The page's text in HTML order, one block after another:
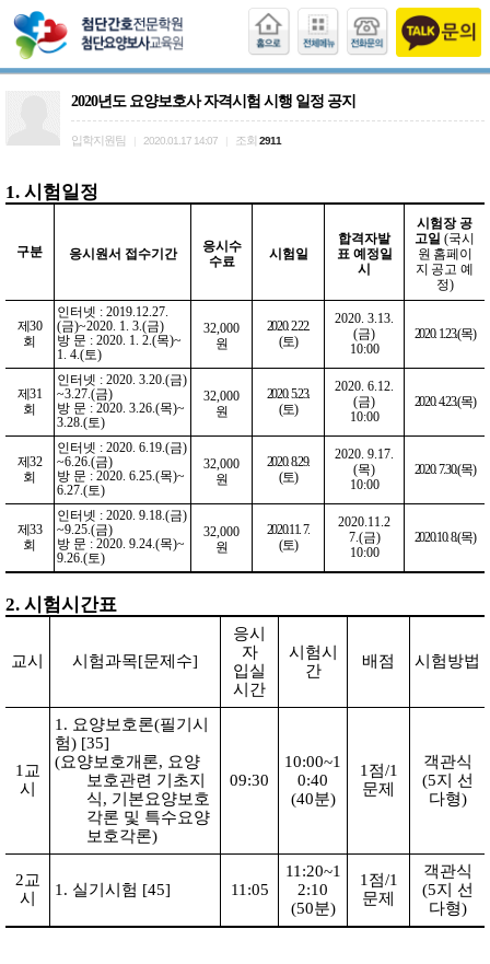
2020년도 요양보호사 자격시험 시행 일정 공지
입학지원팀 2020.01.17 14:07 조회 2911
1. 시험일정
구분 응시원서 접수기간
응시수
수료
시험일
합격자발
표 예정일
시
시험장 공
고일(국시
원 홈페이
지 공고 예
정)
제30
회
인터넷 : 2019.12.27.
(금)~2020. 1. 3.(금)
방 문 : 2020. 1. 2.(목)~
1. 4.(토)
32,000
원
2020. 2.22.
(토)
2020. 3.13.
(금)
10:00
2020. 1.23.(목)
제31
회
인터넷 : 2020. 3.20.(금)
~3.27.(금)
방 문 : 2020. 3.26.(목)~
3.28.(토)
32,000
원
2020. 5.23.
(토)
2020. 6.12.
(금)
10:00
2020. 4.23.(목)
제32
회
인터넷 : 2020. 6.19.(금)
~6.26.(금)
방 문 : 2020. 6.25.(목)~
6.27.(토)
32,000
원
2020. 8.29.
(토)
2020. 9.17.
(목)
10:00
2020. 7.30.(목)
제33
회
인터넷 : 2020. 9.18.(금)
~9.25.(금)
방 문 : 2020. 9.24.(목)~
9.26.(토)
32,000
원
2020.11. 7.
(토)
2020.11.2
7.(금)
10:00
2020.10. 8.(목)
2. 시험시간표
교시 시험과목[문제수]
응시
자
입실
시간
시험시
간
배점 시험방법
1 교
시
1. 요양보호론(필기시
험) [35]
(요양보호개론, 요양
보호관련 기초지
식, 기본요양보호
각론 및 특수요양
보호각론)
09:30
10:00~1
0:40
(40분)
1 점/1
문제
객관식
(5지 선
다형)
2교
시
1. 실기시험 [45] 11:05
11:20~1
2:10
(50분)
1 점/1
문제
객관식
(5지 선
다형)